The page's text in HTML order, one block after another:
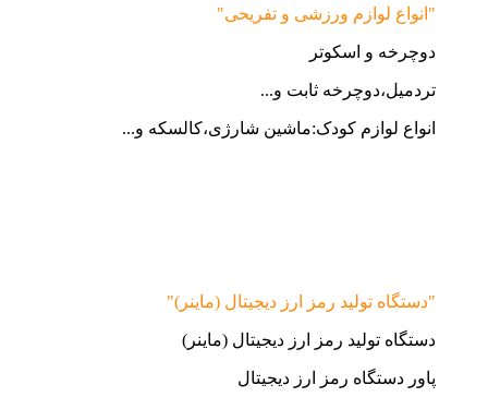
"انواع لوازم ورزشی و تفریحی"
دوچرخه و اسکوتر
تردمیل،دوچرخه ثابت و...
انواع لوازم کودک:ماشین شارژی،کالسکه و...
"دستگاه تولید رمز ارز دیجیتال (ماینر)"
دستگاه تولید رمز ارز دیجیتال (ماینر)
پاور دستگاه رمز ارز دیجیتال